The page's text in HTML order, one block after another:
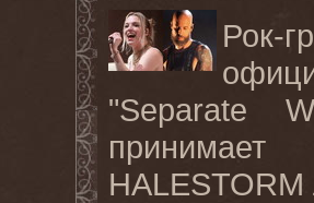
Рок-
"Separate
принимает
HALESTORM